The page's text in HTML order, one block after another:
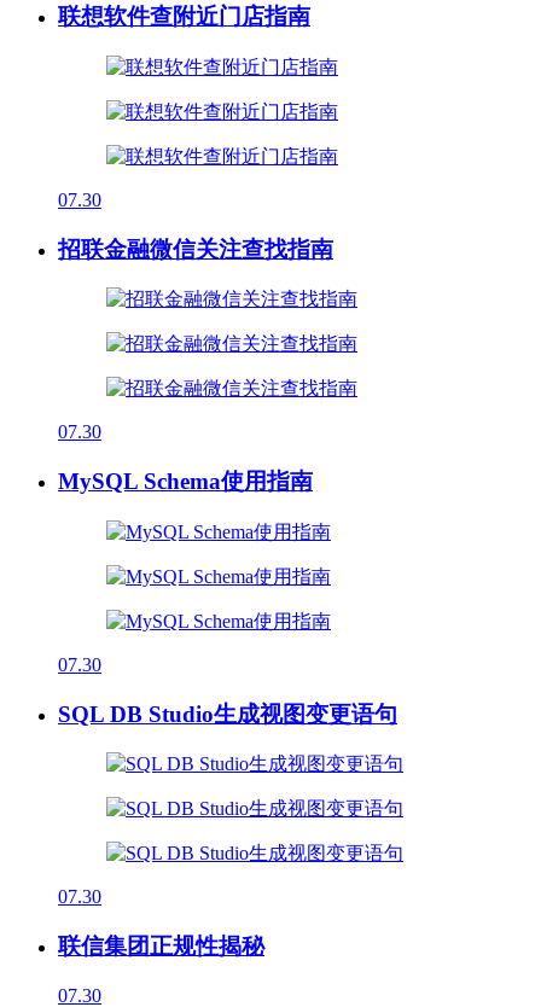
联想软件查附近门店指南
07.30
招联金融微信关注查找指南
07.30
MySQL Schema使用指南
07.30
SQL DB Studio生成视图变更语句
07.30
联信集团正规性揭秘
07.30